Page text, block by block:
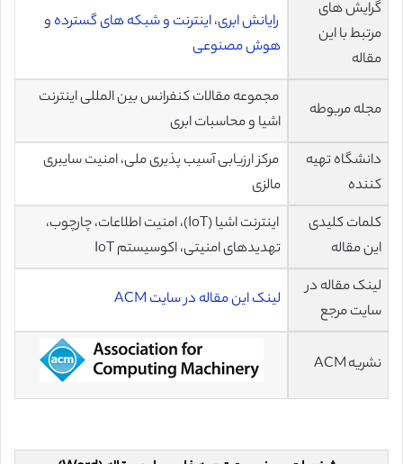
گرایش های
مرتبط با این
مقاله
رایانش ابری،اینترنت و شبکه های گسترده و
هوش مصنوعی
مجله مربوطه
مجموعه مقالات کنفرانس بین المللی اینترنت
اشیا و محاسبات ابری
دانشگاه تهیه
کننده
مرکز ارزیابی آسیب پذیری ملی، امنیت سایبری
مالزی
کلمات کلیدی
این مقاله
اینترنت اشیا (IoT)، امنیت اطلاعات، چارچوب،
تهدیدهای امنیتی، اکوسیستم IoT
لینک مقاله در
سایت مرجع
لینک این مقاله در سایت ACM
نشریه ACM